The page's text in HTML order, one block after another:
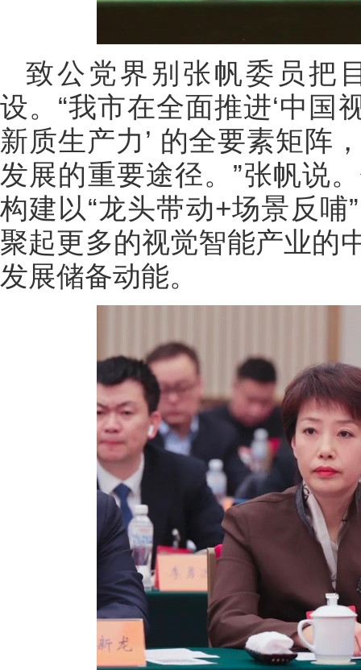
致公党界别张帆委员把
设。“我市在全面推进‘中国
新质生产力’ 的全要素矩阵
发展的重要途径。”张帆说
构建以“龙头带动+场景反
聚起更多的视觉智能产业的
发展储备动能。